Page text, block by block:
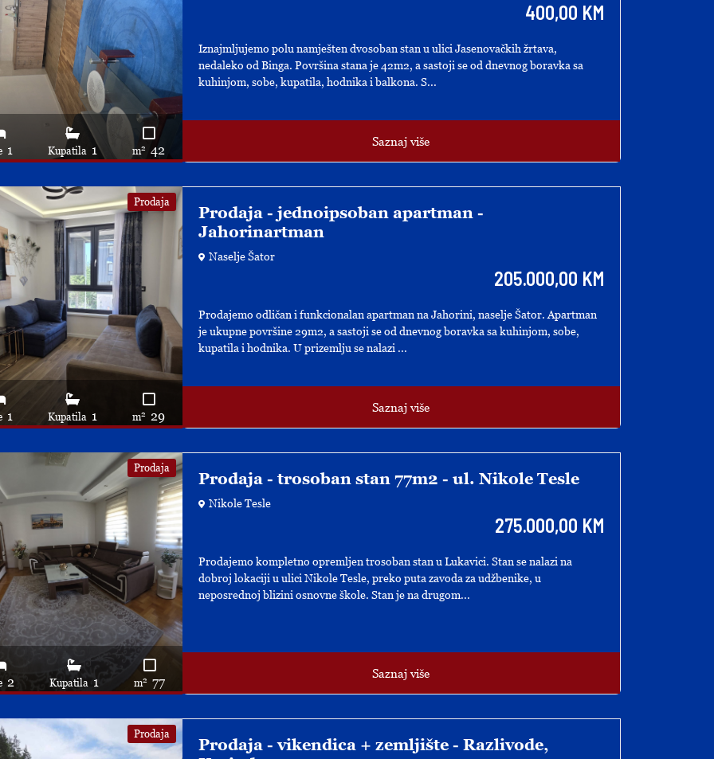
1 Kupatila 1 m2 42
400,00 KM
Iznajmljujemo polu namješten dvosoban stan u ulici Jasenovačkih žrtava,
nedaleko od Binga. Površina stana je 42m2, a sastoji se od dnevnog boravka sa
kuhinjom, sobe, kupatila, hodnika i balkona. S...
Saznaj više
1 Kupatila 1 m2 29
Prodaja
Prodaja - jednoipsoban apartman -
Jahorinartman
Naselje Šator
205.000,00 KM
Prodajemo odličan i funkcionalan apartman na Jahorini, naselje Šator. Apartman
je ukupne površine 29m2, a sastoji se od dnevnog boravka sa kuhinjom, sobe,
kupatila i hodnika. U prizemlju se nalazi ...
Saznaj više
2 Kupatila 1 m2 77
Prodaja
Prodaja - trosoban stan 77m2 - ul. Nikole Tesle
Nikole Tesle
275.000,00 KM
Prodajemo kompletno opremljen trosoban stan u Lukavici. Stan se nalazi na
dobroj lokaciji u ulici Nikole Tesle, preko puta zavoda za udžbenike, u
neposrednoj blizini osnovne škole. Stan je na drugom...
Saznaj više
Prodaja
Prodaja - vikendica + zemljište - Razlivode,